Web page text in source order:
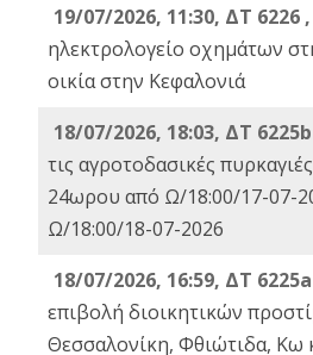
19/07/2026, 11:30, ΔΤ 6226 ,
ηλεκτρολογείο οχημάτων
οικία στην Κεφαλονιά
18/07/2026, 18:03, ΔΤ
τις αγροτοδασικές
24ωρου από Ω/18:00/17-07-
Ω/18:00/18-07-2026
18/07/2026, 16:59, ΔT
επιβολή διοικητικών
Θεσσαλονίκη, Φθιώτιδα, Κω